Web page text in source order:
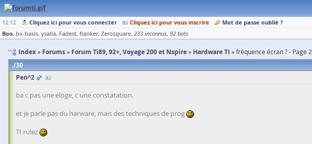
12:12 Cliquez ici pour vous connecter Cliquez ici pour vous inscrire
Mot de passe oublié ?
Boo bx-basis ysalla Fadest flanker Zerosquare 233 inconnus 92 bots
Index Forums Forum Ti89, 92+, Voyage 200 et Nspire Hardware TI fréquence écran ? - Page 2
30
Pen^2
ba c pas une eloge, c une constatation.
et je parle pas du harware, mais des techniques de prog
TI rulez